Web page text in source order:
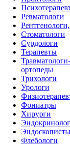
Ревматологи
Стоматологи
Сурдологи
Терапевты
Травматологи-
ортопеды
Трихологи
Урологи
Фониатры
Хирурги
Эндоскописты
Флебологи